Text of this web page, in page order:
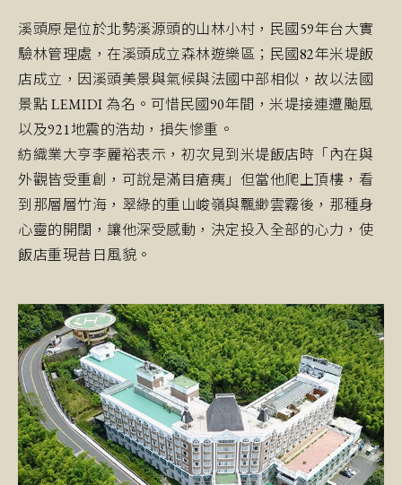
溪頭原是位於北勢溪源頭的山林小村，民國59年台大實
驗林管理處，在溪頭成立森林遊樂區；民國82年米堤飯
店成立，因溪頭美景與氣候與法國中部相似，故以法國
景點 LEMIDI 為名。可惜民國90年間，米堤接連遭颱風
以及921地震的浩劫，損失慘重。
紡織業大亨李麗裕表示，初次見到米堤飯店時「內在與
外觀皆受重創，可說是滿目瘡痍」但當他爬上頂樓，看
到那層層竹海，翠綠的重山峻嶺與飄緲雲霧後，那種身
心靈的開闊，讓他深受感動，決定投入全部的心力，使
飯店重現昔日風貌。